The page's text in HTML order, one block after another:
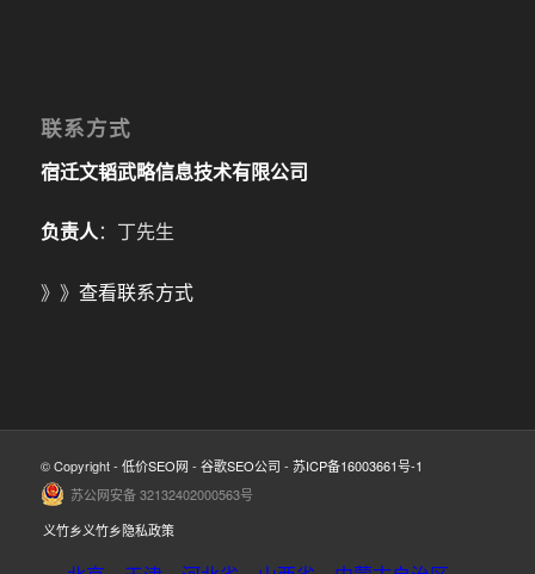
联系方式
宿迁文韬武略信息技术有限公司
负责人：丁先生
》》 查看联系方式
© Copyright - 低价SEO网 - 谷歌SEO公司 - 苏ICP备16003661号-1
苏公网安备 32132402000563号
义竹乡义竹乡隐私政策